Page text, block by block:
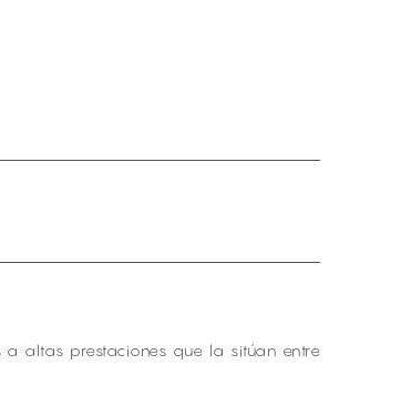
altas prestaciones que la sitúan entre